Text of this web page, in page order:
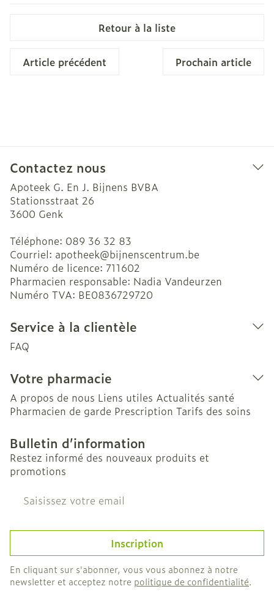
Retour à la liste
Article précédent Prochain article
Contactez nous
Apoteek G. En J. Bijnens BVBA
Stationsstraat 26
3600 Genk
Téléphone: 089 36 32 83
Courriel: apotheek@bijnenscentrum.be
Numéro de licence: 711602
Pharmacien responsable: Nadia Vandeurzen
Numéro TVA: BE0836729720
Service à la clientèle
FAQ
Votre pharmacie
A propos de nous Liens utiles Actualités santé
Pharmacien de garde Prescription Tarifs des soins
Bulletin d’information
Restez informé des nouveaux produits et
promotions
Inscription
En cliquant sur s'abonner, vous vous abonnez à notre
newsletter et acceptez notre politique de confidentialité.